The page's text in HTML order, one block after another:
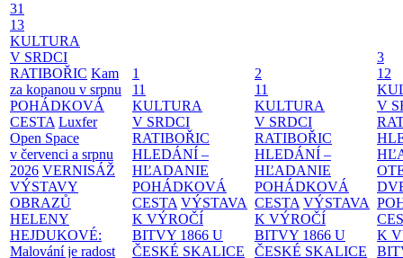
31
13
KULTURA
V SRDCI
RATIBOŘIC Kam
za kopanou v srpnu
POHÁDKOVÁ
CESTA Luxfer
Open Space
v červenci a srpnu
2026 VERNISÁŽ
VÝSTAVY
OBRAZŮ
HELENY
HEJDUKOVÉ:
Malování je radost
1
11
KULTURA
V SRDCI
RATIBOŘIC
HLEDÁNÍ –
HĽADANIE
POHÁDKOVÁ
CESTA VÝSTAVA
K VÝROČÍ
BITVY 1866 U
ČESKÉ SKALICE
2
11
KULTURA
V SRDCI
RATIBOŘIC
HLEDÁNÍ –
HĽADANIE
POHÁDKOVÁ
CESTA VÝSTAVA
K VÝROČÍ
BITVY 1866 U
ČESKÉ SKALICE
3
12
V
K